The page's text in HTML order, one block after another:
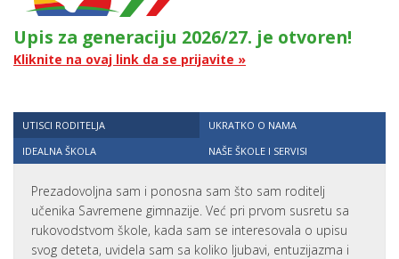
Upis za generaciju 2026/27. je otvoren!
Kliknite na ovaj link da se prijavite »
UTISCI RODITELJA
UKRATKO O NAMA
IDEALNA ŠKOLA
NAŠE ŠKOLE I SERVISI
Prezadovoljna sam i ponosna sam što sam roditelj
učenika Savremene gimnazije. Već pri prvom susretu sa
rukovodstvom škole, kada sam se interesovala o upisu
svog deteta, uvidela sam sa koliko ljubavi, entuzijazma i